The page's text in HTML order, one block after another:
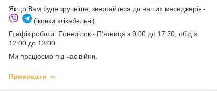
Якщо Вам буде зручніше, звертайтеся до наших меседжерів -
(іконки клікабельні).
Графік роботи: Понеділок - П'ятниця з 9:00 до 17:30, обід з
12:00 до 13:00.
Ми працюємо під час війни.
Приховати